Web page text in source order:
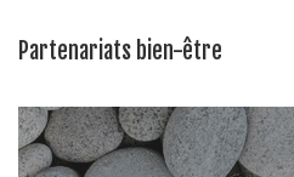
Partenariats bien-être